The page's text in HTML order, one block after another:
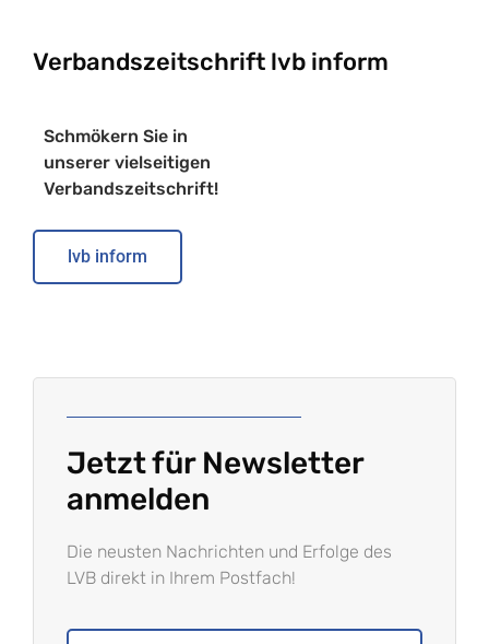
Verbandszeitschrift lvb inform
Schmökern Sie in
unserer vielseitigen
Verbandszeitschrift!
lvb inform
Jetzt für Newsletter
anmelden
Die neusten Nachrichten und Erfolge des
LVB direkt in Ihrem Postfach!